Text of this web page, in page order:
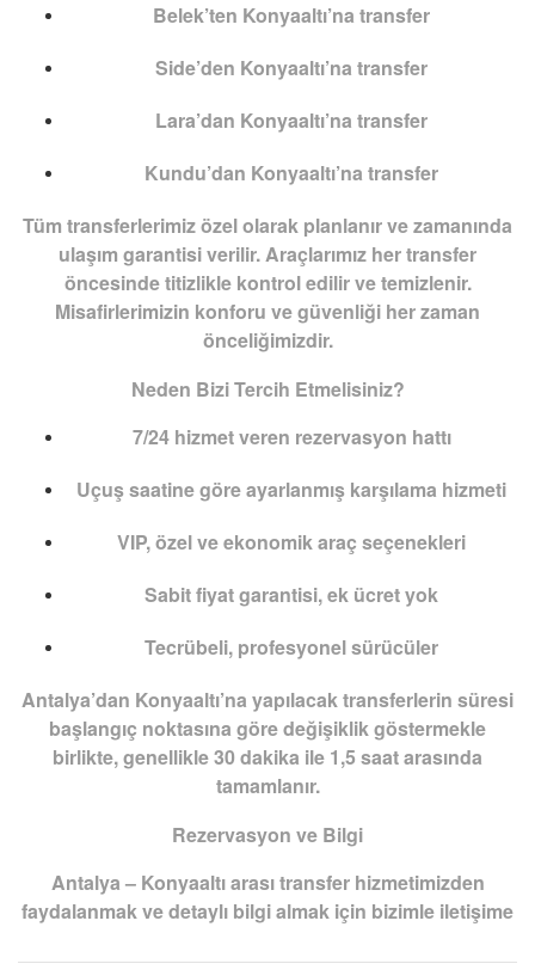
Belek’ten Konyaaltı’na transfer
Side’den Konyaaltı’na transfer
Lara’dan Konyaaltı’na transfer
Kundu’dan Konyaaltı’na transfer
Tüm transferlerimiz özel olarak planlanır ve zamanında
ulaşım garantisi verilir. Araçlarımız her transfer
öncesinde titizlikle kontrol edilir ve temizlenir.
Misafirlerimizin konforu ve güvenliği her zaman
önceliğimizdir.
Neden Bizi Tercih Etmelisiniz?
7/24 hizmet veren rezervasyon hattı
Uçuş saatine göre ayarlanmış karşılama hizmeti
VIP, özel ve ekonomik araç seçenekleri
Sabit fiyat garantisi, ek ücret yok
Tecrübeli, profesyonel sürücüler
Antalya’dan Konyaaltı’na yapılacak transferlerin süresi
başlangıç noktasına göre değişiklik göstermekle
birlikte, genellikle 30 dakika ile 1,5 saat arasında
tamamlanır.
Rezervasyon ve Bilgi
Antalya – Konyaaltı arası transfer hizmetimizden
faydalanmak ve detaylı bilgi almak için bizimle iletişime